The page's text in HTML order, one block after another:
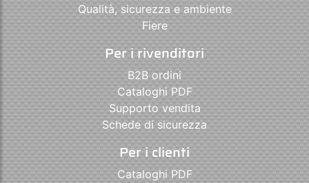
Qualità, sicurezza e ambiente
Fiere
Per i rivenditori
B2B ordini
Cataloghi PDF
Supporto vendita
Schede di sicurezza
Per i clienti
Cataloghi PDF